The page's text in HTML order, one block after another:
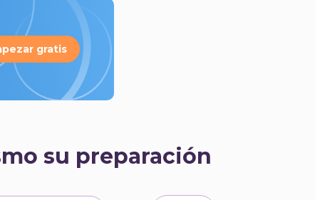
gratis
su preparación